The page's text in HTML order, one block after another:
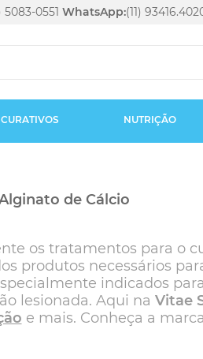
5083-0551 WhatsApp:(11)
CURATIVOS NUTRIÇÃO
de Cálcio
os tratamentos para o
produtos necessários
indicados
lesionada. Aqui na Vitae
e mais. Conheça a